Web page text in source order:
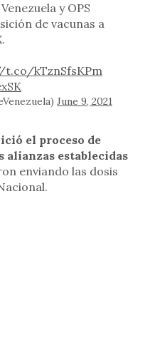
y OPS
de vacunas a
kTznSfsKPm
June 9, 2021
el proceso de
alianzas establecidas
enviando las dosis